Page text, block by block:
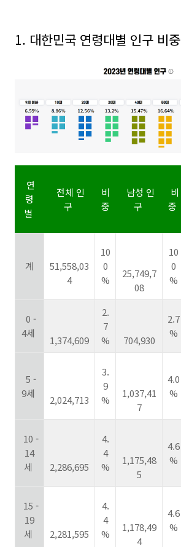
1. 대한민국 연령대별 인구 비중
연
령
별
전체 인
구
비
중
남성 인
구
비
중
계
51,558,03
4
10
0
%
25,749,7
08
10
0
%
0 -
4세
1,374,609
2.
7
%
704,930
2.7
%
5 -
9세
2,024,713
3.
9
%
1,037,41
7
4.0
%
10 -
14
세
2,286,695
4.
4
%
1,175,48
5
4.6
%
15 -
19
세
2,281,595
4.
4
%
1,178,49
4
4.6
%